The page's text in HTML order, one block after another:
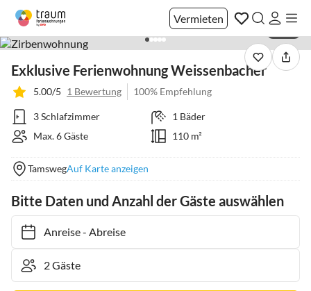
Vermieten
Exklusive Ferienwohnung Weissenbacher
5.00/5 1 Bewertung 100% Empfehlung
3 Schlafzimmer
1 Bäder
Max. 6 Gäste
110 m²
TamswegAuf Karte anzeigen
Bitte Daten und Anzahl der Gäste auswählen
Anreise- Abreise